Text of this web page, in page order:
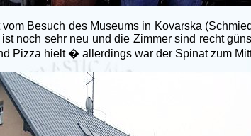
Besuch des Museums in Kovarska
noch sehr neu und die Zimmer sind recht
Pizza hielt � allerdings war der Spinat zum